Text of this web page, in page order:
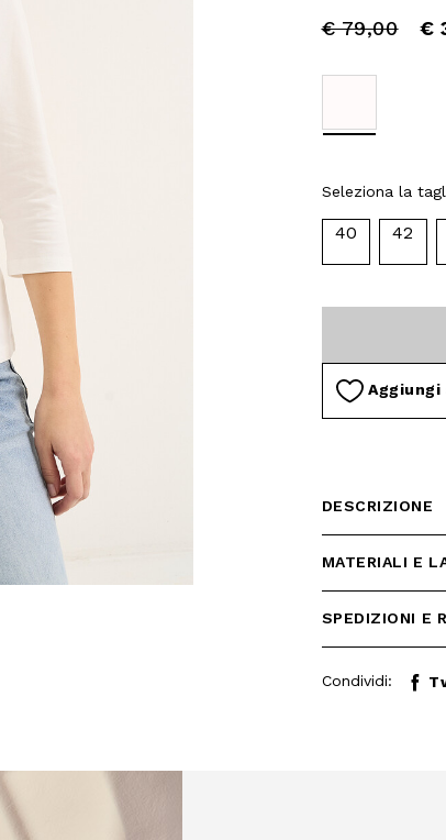
Price
from
€ 79,00to €
Seleziona la
40 42
DESCRIZIONE
MATERIALI E
SPEDIZIONI E
Condividi: